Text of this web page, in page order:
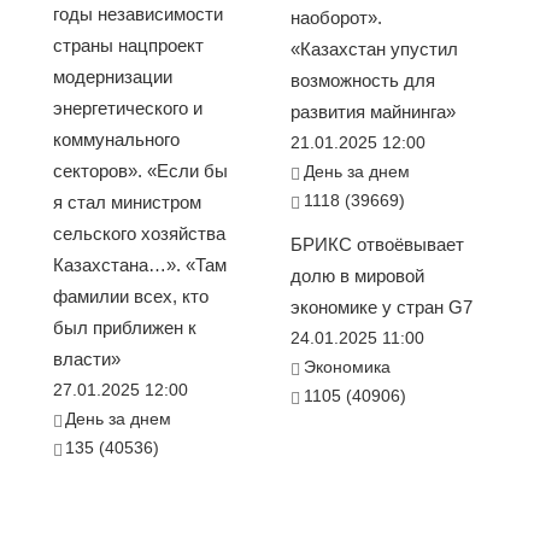
годы независимости
страны нацпроект
модернизации
энергетического и
коммунального
секторов». «Если бы
я стал министром
сельского хозяйства
Казахстана…». «Там
фамилии всех, кто
был приближен к
власти»
27.01.2025 12:00
День за днем
135 (40536)
наоборот».
«Казахстан упустил
возможность для
развития майнинга»
21.01.2025 12:00
День за днем
1118 (39669)
БРИКС отвоёвывает
долю в мировой
экономике у стран G7
24.01.2025 11:00
Экономика
1105 (40906)